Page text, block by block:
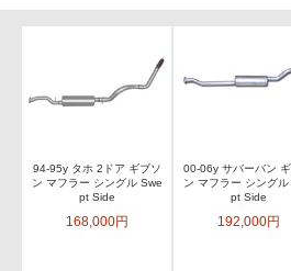
94-95y タホ 2ドア ギブソ
ン マフラー シングル Swe
pt Side
168,000円
00-06y サバーバン
ン マフラー シングル
pt Side
192,000円